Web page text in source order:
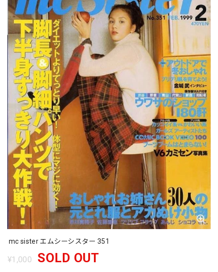
mc sister エムシーシスター 351
¥1,000 SOLD OUT